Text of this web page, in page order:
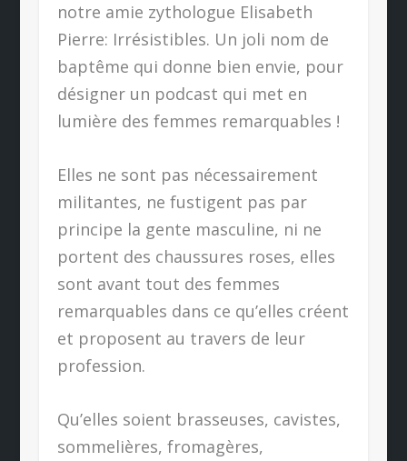
notre amie zythologue Elisabeth
Pierre: Irrésistibles. Un joli nom de
baptême qui donne bien envie, pour
désigner un podcast qui met en
lumière des femmes remarquables !
Elles ne sont pas nécessairement
militantes, ne fustigent pas par
principe la gente masculine, ni ne
portent des chaussures roses, elles
sont avant tout des femmes
remarquables dans ce qu’elles créent
et proposent au travers de leur
profession.
Qu’elles soient brasseuses, cavistes,
sommelières, fromagères,